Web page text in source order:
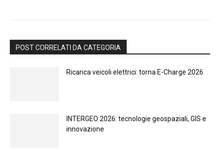
POST CORRELATI DA CATEGORIA
Ricarica veicoli elettrici: torna E-Charge 2026
INTERGEO 2026: tecnologie geospaziali, GIS e
innovazione